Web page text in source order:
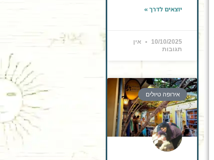
יוצאים לדרך »
10/10/2025
אין
תגובות
אירופה טיולים